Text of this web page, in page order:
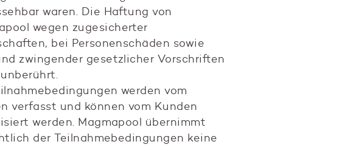
waren. Die Haftung von
wegen zugesicherter
bei Personenschäden sowie
zwingender gesetzlicher Vorschriften
werden vom
verfasst und können vom Kunden
werden. Magmapool übernimmt
der Teilnahmebedingungen keine